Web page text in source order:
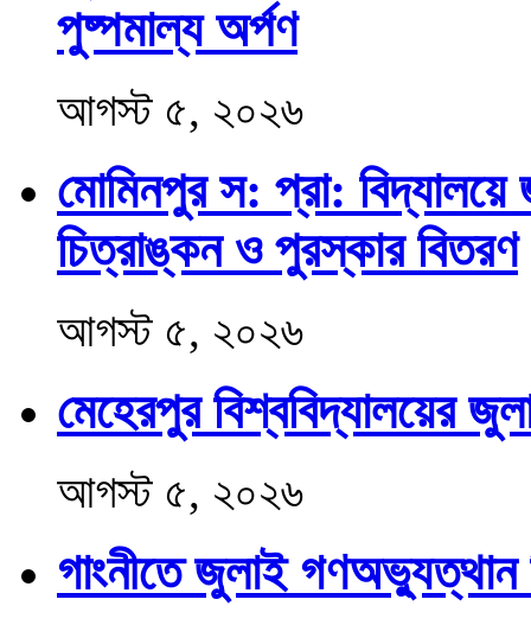
পুষ্পমাল্য অর্পণ
আগস্ট ৫, ২০২৬
মোমিনপুর স: প্রা:
চিত্রাঙ্কন ও পুরস্কার বিতরণ
আগস্ট ৫, ২০২৬
মেহেরপুর বিশ্ববিদ্যালয়ের
আগস্ট ৫, ২০২৬
‎গাংনীতে জুলাই গণঅভ্যুত্থান